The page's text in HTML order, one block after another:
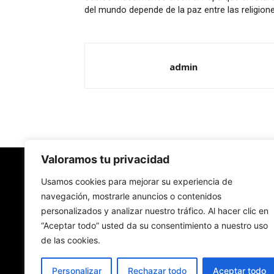
Valoramos tu privacidad
Usamos cookies para mejorar su experiencia de
navegación, mostrarle anuncios o contenidos
personalizados y analizar nuestro tráfico. Al hacer clic en
“Aceptar todo” usted da su consentimiento a nuestro uso
de las cookies.
Personalizar Rechazar todo Aceptar todo
del mundo depende de la paz entre las
admin
Redes Cristianas
Una mirada alternativa sobre la Iglesia católica y
- Colectivos de Redes Cristianas